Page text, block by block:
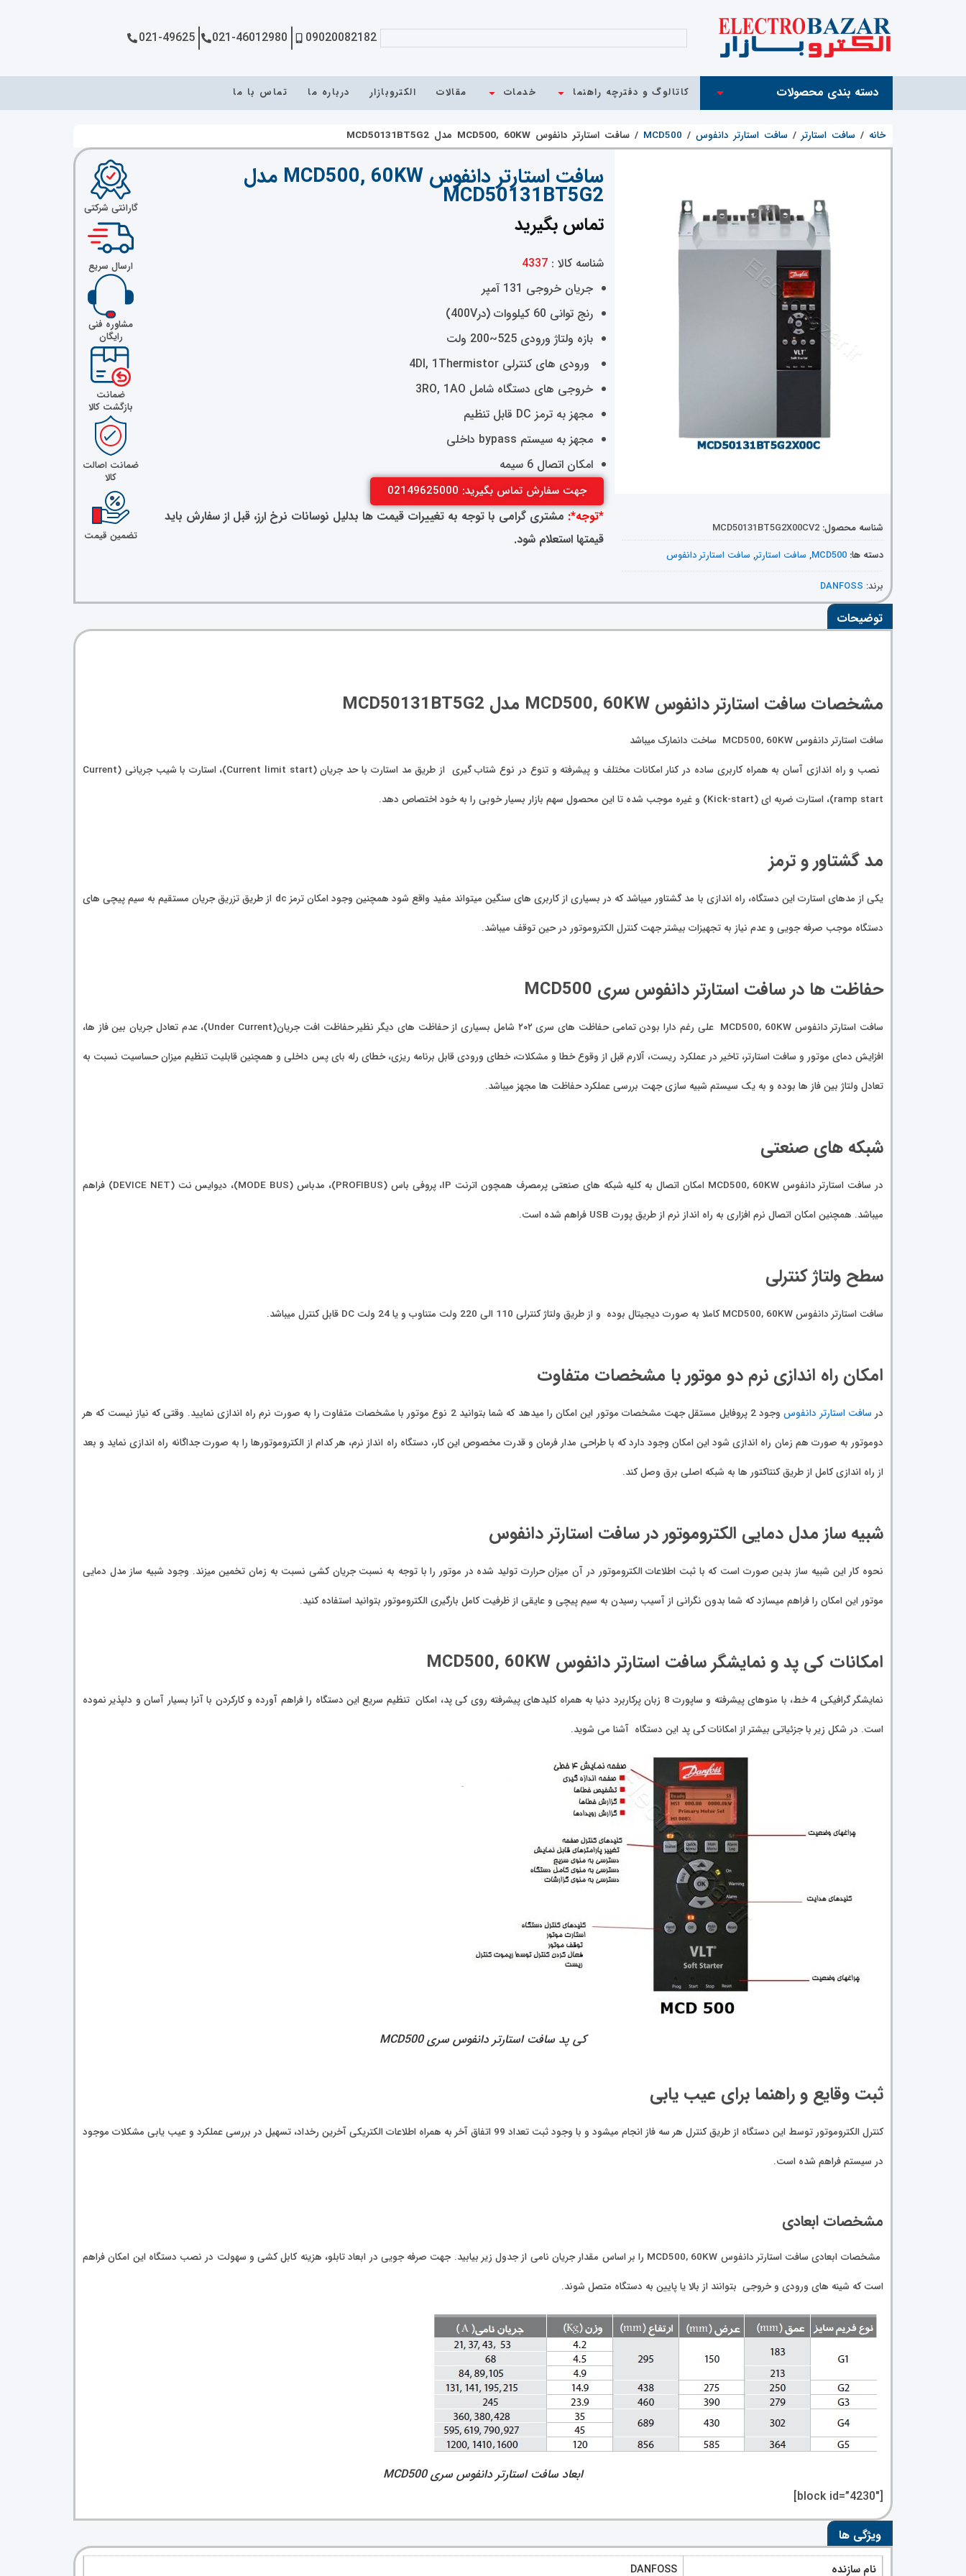
09020082182
021-46012980
021-49625
دسته بندی محصولات کاتالوگ و دفترچه راهنما خدمات مقالات الکتروبازار درباره ما تماس با ما
خانه / سافت استارتر / سافت استارتر دانفوس /
MCD500
/ سافت استارتر دانفوس MCD500, 60KW مدل MCD50131BT5G2
شناسه محصول: MCD50131BT5G2X00CV2
دسته ها: MCD500
, سافت استارتر, سافت استارتر دانفوس
برند: DANFOSS
سافت استارتر دانفوس MCD500, 60KW مدل
MCD50131BT5G2
تماس بگیرید
شناسه کالا : 4337
جریان خروجی 131 آمپر
رنج توانی 60 کیلووات (در400V)
بازه ولتاژ ورودی 525~200 ولت
ورودی های کنترلی 4DI, 1Thermistor
خروجی های دستگاه شامل 3RO, 1AO
مجهز به ترمز DC قابل تنظیم
مجهز به سیستم bypass داخلی
امکان اتصال 6 سیمه
جهت سفارش تماس بگیرید: 02149625000
*توجه*: مشتری گرامی با توجه به تغییرات قیمت ها بدلیل نوسانات نرخ ارز، قبل از سفارش باید
قیمتها استعلام شود.
گارانتی شرکتی
ارسال سریع
مشاوره فنی
رایگان
ضمانت
بازگشت کالا
ضمانت اصالت
کالا
تضمین قیمت
توضیحات
مشخصات سافت استارتر دانفوس MCD500, 60KW مدل MCD50131BT5G2
سافت استارتر دانفوس MCD500, 60KW ساخت دانمارک میباشد
نصب و راه اندازی آسان به همراه کاربری ساده در کنار امکانات مختلف و پیشرفته و تنوع در نوع شتاب گیری از طریق مد استارت با حد جریان (Current limit start)، استارت با شیب جریانی (Current
ramp start)، استارت ضربه ای (Kick-start) و غیره موجب شده تا این محصول سهم بازار بسیار خوبی را به خود اختصاص دهد.
مد گشتاور و ترمز
یکی از مدهای استارت این دستگاه، راه اندازی با مد گشتاور میباشد که در بسیاری از کاربری های سنگین میتواند مفید واقع شود همچنین وجود امکان ترمز dc از طریق تزریق جریان مستقیم به سیم پیچی های
دستگاه موجب صرفه جویی و عدم نیاز به تجهیزات بیشتر جهت کنترل الکتروموتور در حین توقف میباشد.
حفاظت ها در سافت استارتر دانفوس سری MCD500
سافت استارتر دانفوس MCD500, 60KW علی رغم دارا بودن تمامی حفاظت های سری ۲۰۲‌ شامل بسیاری از حفاظت های دیگر نظیر حفاظت افت جریان(Under Current)، عدم تعادل جریان بین فاز ها،
افزایش دمای موتور و سافت استارتر،‌ تاخیر در عملکرد ریست، آلارم قبل از وقوع خطا و مشکلات،‌ خطای ورودی قابل برنامه ریزی،‌ خطای رله بای پس داخلی و همچنین قابلیت تنظیم میزان حساسیت نسبت به
تعادل ولتاژ بین فاز ها بوده و به یک سیستم شبیه سازی جهت بررسی عملکرد حفاظت ها مجهز میباشد.
شبکه های صنعتی
در سافت استارتر دانفوس MCD500, 60KW امکان اتصال به کلیه شبکه های صنعتی پرمصرف همچون اترنت IP، پروفی باس (PROFIBUS)، مدباس (MODE BUS)، دیوایس نت (DEVICE NET) فراهم
میباشد. همچنین امکان اتصال نرم افزاری به راه انداز نرم از طریق پورت USB فراهم شده است.
سطح ولتاژ کنترلی
سافت استارتر دانفوس MCD500, 60KW کاملا به صورت دیجیتال بوده و از طریق ولتاژ کنترلی 110 الی 220 ولت متناوب و یا 24 ولت DC قابل کنترل میباشد.
امکان راه اندازی نرم دو موتور با مشخصات متفاوت
در سافت استارتر دانفوس
وجود 2 پروفایل مستقل جهت مشخصات موتور این امکان را میدهد که شما بتوانید 2 نوع موتور با مشخصات متفاوت را به صورت نرم راه اندازی نمایید. وقتی که نیاز نیست که هر
دوموتور به صورت هم زمان راه اندازی شود این امکان وجود دارد که با طراحی مدار فرمان و قدرت مخصوص این کار، دستگاه راه انداز نرم، هر کدام از الکتروموتورها را به صورت جداگانه راه اندازی نماید و بعد
از راه اندازی کامل از طریق کنتاکتور ها به شبکه اصلی برق وصل کند.
شبیه ساز مدل دمایی الکتروموتور در سافت استارتر دانفوس
نحوه کار این شبیه ساز بدین صورت است که با ثبت اطلاعات الکتروموتور در آن میزان حرارت تولید شده در موتور را با توجه به نسبت جریان کشی نسبت به زمان تخمین میزند. وجود شبیه ساز مدل دمایی
موتور این امکان را فراهم میسازد که شما بدون نگرانی از آسیب رسیدن به سیم پیچی و عایقی از ظرفیت کامل بارگیری الکتروموتور بتوانید استفاده کنید.
امکانات کی پد و نمایشگر سافت استارتر دانفوس MCD500, 60KW
نمایشگر گرافیکی 4 خط، با منوهای پیشرفته و ساپورت 8 زبان پرکاربرد دنیا به همراه کلیدهای پیشرفته روی کی پد، امکان تنظیم سریع این دستگاه را فراهم آورده و کارکردن با آنرا بسیار آسان و دلپذیر نموده
است. در شکل زیر با جزئیاتی بیشتر از امکانات کی پد این دستگاه آشنا می شوید.
کی پد سافت استارتر دانفوس سری MCD500
ثبت وقایع و راهنما برای عیب یابی
کنترل الکتروموتور توسط این دستگاه از طریق کنترل هر سه فاز انجام میشود و با وجود ثبت تعداد 99 اتفاق آخر به همراه اطلاعات الکتریکی آخرین رخداد، تسهیل در بررسی عملکرد و عیب یابی مشکلات موجود
در سیستم فراهم شده است.
مشخصات ابعادی
مشخصات ابعادی سافت استارتر دانفوس MCD500, 60KW را بر اساس مقدار جریان نامی از جدول زیر بیابید. جهت صرفه جویی در ابعاد تابلو، هزینه کابل کشی و سهولت در نصب دستگاه این امکان فراهم
است که شینه های ورودی و خروجی بتوانند از بالا یا پایین به دستگاه متصل شوند.
ابعاد سافت استارتر دانفوس سری MCD500
[block id=”4230″]
ویژگی ها
نام سازنده DANFOSS